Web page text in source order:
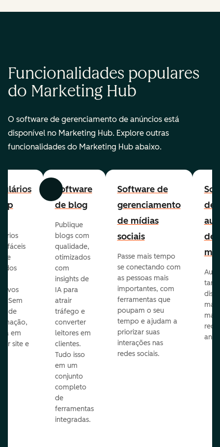
Funcionalidades populares
do Marketing Hub
O software de gerenciamento de anúncios está
disponível no Marketing Hub. Explore outras
funcionalidades do Marketing Hub abaixo.
Anterior Avançar
fáceis
e
Sem
de
em
site e
Software
de blog
Publique
blogs com
qualidade,
otimizados
com
insights de
IA para
atrair
tráfego e
converter
leitores em
clientes.
Tudo isso
em um
conjunto
completo
de
ferramentas
integradas.
Software de
gerenciamento
de mídias
sociais
Passe mais tempo
se conectando com
as pessoas mais
importantes, com
ferramentas que
poupam o seu
tempo e ajudam a
priorizar suas
interações nas
redes sociais.
de
de
mail